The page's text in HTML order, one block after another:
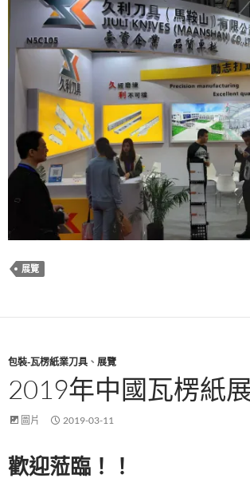
展覽
包裝-瓦楞紙業刀具 、 展覽
2019年中國瓦楞紙
圖片 2019-03-11
歡迎蒞臨！！